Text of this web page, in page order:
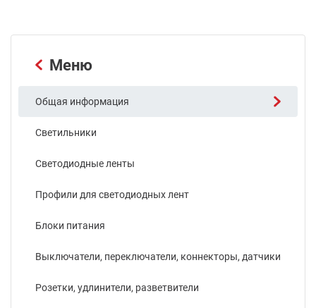
Меню
Общая информация
Светильники
Светодиодные ленты
Профили для светодиодных лент
Блоки питания
Выключатели, переключатели, коннекторы, датчики
Розетки, удлинители, разветвители